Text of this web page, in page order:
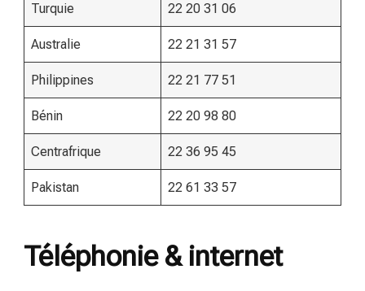
Turquie 22 20 31 06
Australie 22 21 31 57
Philippines 22 21 77 51
Bénin 22 20 98 80
Centrafrique 22 36 95 45
Pakistan 22 61 33 57
Téléphonie & internet